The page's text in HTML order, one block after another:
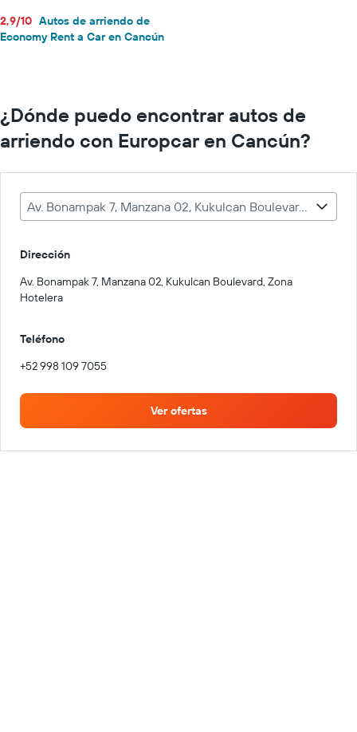
2,9/10 Autos de arriendo de
Economy Rent a Car en Cancún
¿Dónde puedo encontrar autos de
arriendo con Europcar en Cancún?
Av. Bonampak 7, Manzana 02, Kukulcan Boulevard, Zona Hotelera
Dirección
Av. Bonampak 7, Manzana 02, Kukulcan Boulevard, Zona
Hotelera
Teléfono
+52 998 109 7055
Ver ofertas